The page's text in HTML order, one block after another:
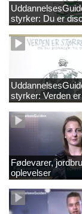
styrker: Du er
styrker: Verden
dig og du
Fødevarer,
oplevelser